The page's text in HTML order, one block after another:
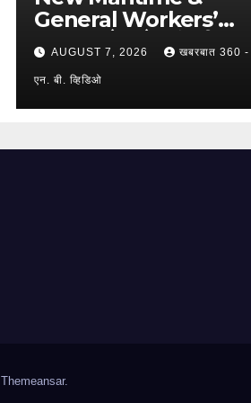
General Workers’
Union: मे. अमेया कंपनीच्या
कामगारांना दिलासा; कामगार
नेते महेंद्र घरत यांच्या नेतृत्वात
७,२०० रुपयांची ऐतिहासिक
AUGUST 7, 2026 खबरबात 360 -
एन. बी. व्हिडिओ
Themeansar.